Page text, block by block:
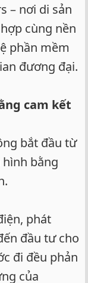
– nơi di sản
cùng nền
phần mềm
đương đại.
cam kết
bắt đầu từ
bằng
phát
đầu tư cho
đi đều phản
của